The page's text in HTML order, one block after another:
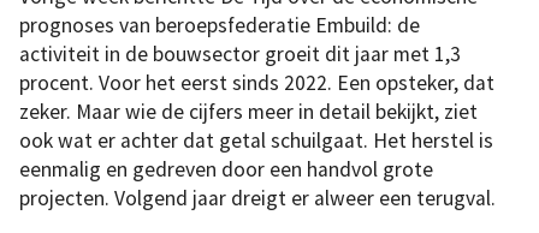
prognoses van beroepsfederatie Embuild: de
activiteit in de bouwsector groeit dit jaar met 1,3
procent. Voor het eerst sinds 2022. Een opsteker, dat
zeker. Maar wie de cijfers meer in detail bekijkt, ziet
ook wat er achter dat getal schuilgaat. Het herstel is
eenmalig en gedreven door een handvol grote
projecten. Volgend jaar dreigt er alweer een terugval.